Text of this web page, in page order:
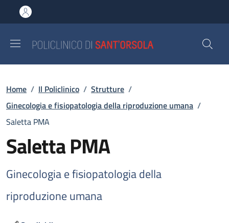
al contenuto principale
to footer content
Briciole di pane
Home / Il Policlinico / Strutture /
Ginecologia e fisiopatologia della riproduzione umana /
Saletta PMA
Saletta PMA
Ginecologia e fisiopatologia della
riproduzione umana